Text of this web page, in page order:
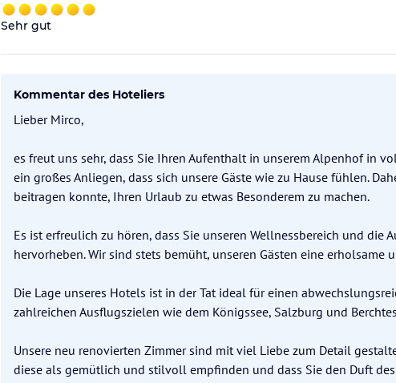
Sehr gut
Kommentar des Hoteliers
Lieber Mirco,
es freut uns sehr, dass Sie Ihren Aufenthalt in unserem Alpenhof in
ein großes Anliegen, dass sich unsere Gäste wie zu Hause fühlen.
beitragen konnte, Ihren Urlaub zu etwas Besonderem zu machen.
Es ist erfreulich zu hören, dass Sie unseren Wellnessbereich und die
hervorheben. Wir sind stets bemüht, unseren Gästen eine erholsame
Die Lage unseres Hotels ist in der Tat ideal für einen
zahlreichen Ausflugszielen wie dem Königssee, Salzburg und
Unsere neu renovierten Zimmer sind mit viel Liebe zum Detail
diese als gemütlich und stilvoll empfinden und dass Sie den Duft